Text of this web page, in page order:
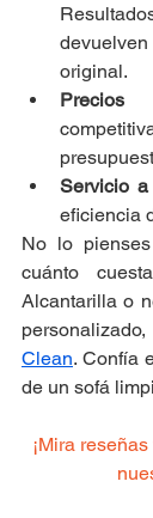
original.
Precios
Servicio
eficiencia
No lo
cuánto
Alcantarilla o
personalizado,
Clean. Confía
de un sofá
¡Mira